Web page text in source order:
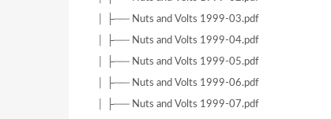
│ ├── Nuts and Volts 1999-03.pdf
│ ├── Nuts and Volts 1999-04.pdf
│ ├── Nuts and Volts 1999-05.pdf
│ ├── Nuts and Volts 1999-06.pdf
│ ├── Nuts and Volts 1999-07.pdf